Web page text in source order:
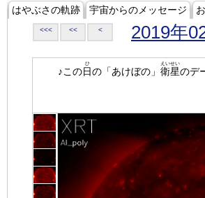
はやぶさの軌跡 宇宙からのメッセージ
<<< << < 2019年
♪この日
ひ
の「あけぼの」 衛星
えいせい
のデ